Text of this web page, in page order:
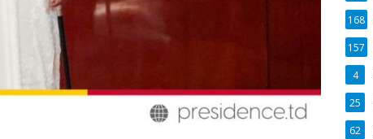
168
157
4
25
62